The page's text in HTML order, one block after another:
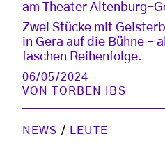
am Theater Altenburg-
Zwei Stücke mit
in Gera auf die Bühne -
faschen Reihenfolge.
06/05/2024
VON
TORBEN IBS
NEWS / LEUTE